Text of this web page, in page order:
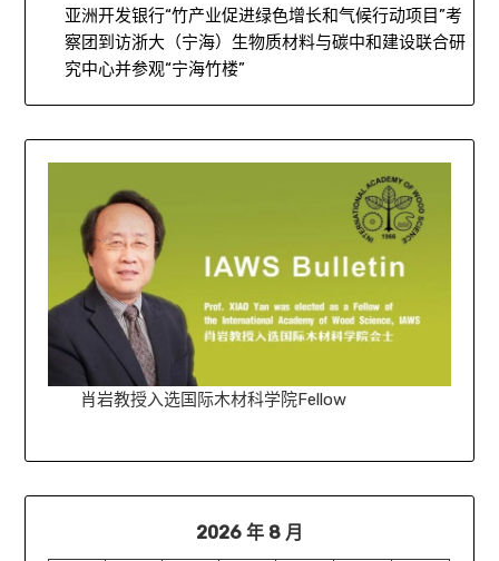
亚洲开发银行“竹产业促进绿色增长和气候行动项目”考
察团到访浙大（宁海）生物质材料与碳中和建设联合研
究中心并参观“宁海竹楼”
肖岩教授入选国际木材科学院Fellow
2026 年 8 月